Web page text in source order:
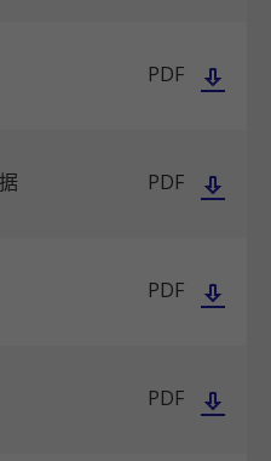
PDF
PDF
PDF
PDF